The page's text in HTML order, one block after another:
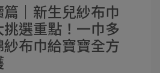
｜新生兒紗布巾
選重點！一巾多
布巾給寶寶全方